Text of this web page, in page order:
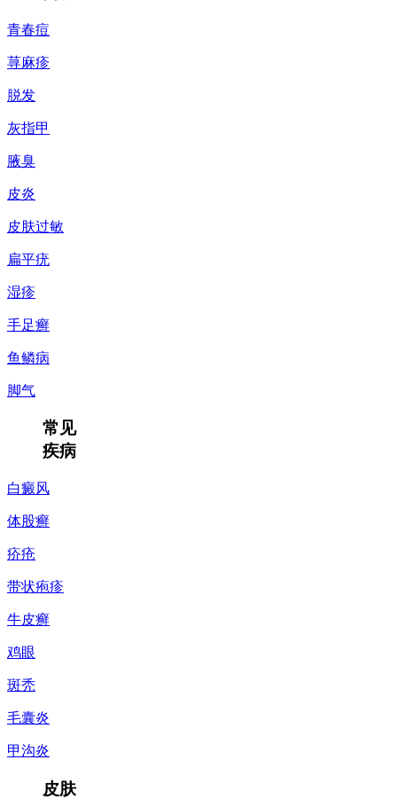
青春痘
荨麻疹
脱发
灰指甲
腋臭
皮炎
皮肤过敏
扁平疣
湿疹
手足癣
鱼鳞病
脚气
常见
疾病
白癜风
体股癣
疥疮
带状疱疹
牛皮癣
鸡眼
斑秃
毛囊炎
甲沟炎
皮肤